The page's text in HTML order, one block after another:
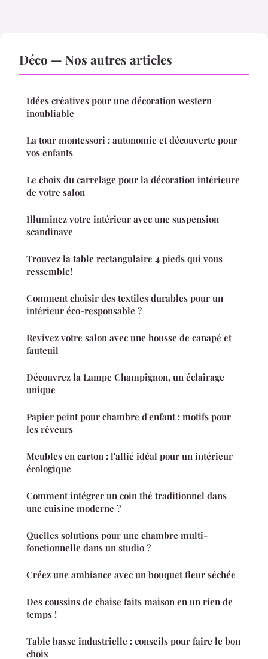
Déco — Nos autres articles
Idées créatives pour une décoration western
inoubliable
La tour montessori : autonomie et découverte pour
vos enfants
Le choix du carrelage pour la décoration intérieure
de votre salon
Illuminez votre intérieur avec une suspension
scandinave
Trouvez la table rectangulaire 4 pieds qui vous
ressemble!
Comment choisir des textiles durables pour un
intérieur éco-responsable ?
Revivez votre salon avec une housse de canapé et
fauteuil
Découvrez la Lampe Champignon, un éclairage
unique
Papier peint pour chambre d'enfant : motifs pour
les rêveurs
Meubles en carton : l'allié idéal pour un intérieur
écologique
Comment intégrer un coin thé traditionnel dans
une cuisine moderne ?
Quelles solutions pour une chambre multi-
fonctionnelle dans un studio ?
Créez une ambiance avec un bouquet fleur séchée
Des coussins de chaise faits maison en un rien de
temps !
Table basse industrielle : conseils pour faire le bon
choix